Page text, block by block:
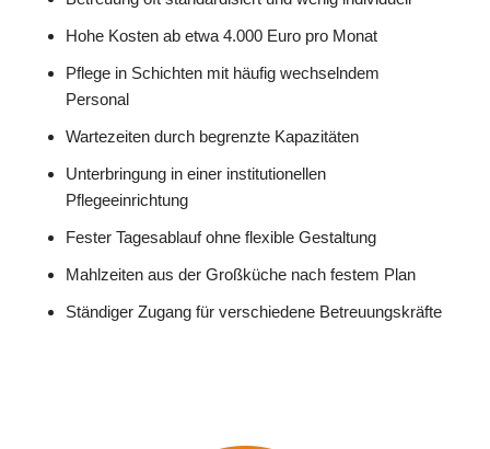
Hohe Kosten ab etwa 4.000 Euro pro Monat
Pflege in Schichten mit häufig wechselndem
Personal
Wartezeiten durch begrenzte Kapazitäten
Unterbringung in einer institutionellen
Pflegeeinrichtung
Fester Tagesablauf ohne flexible Gestaltung
Mahlzeiten aus der Großküche nach festem Plan
Ständiger Zugang für verschiedene Betreuungskräfte